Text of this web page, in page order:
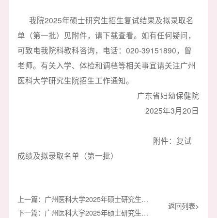
我院2025年硕士研究生招生复试结果及拟录取名
单（第一批）见附件，请下载查看。如有任何疑问，
可致电我院科教科咨询，电话：020-39151890，曾
老师。有关入学、体检和调档等相关事宜请关注广州
医科大学研究生院招生工作通知。
广东省妇幼保健院
2025年3月20日
附件：复试
成绩及拟录取名单（第一批）
上一篇：广州医科大学2025年硕士研究生招生复试拟录取名单公示（第二批）
下一篇：广州医科大学2025年硕士研究生招生复试通知
返回列表>